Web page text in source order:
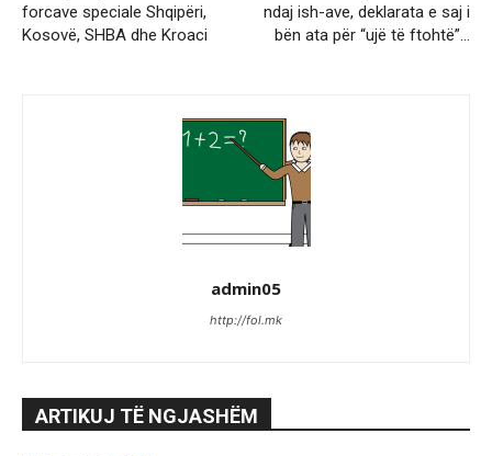
forcave speciale Shqipëri,
Kosovë, SHBA dhe Kroaci
ndaj ish-ave, deklarata e saj i
bën ata për “ujë të ftohtë”…
admin05
http://fol.mk
ARTIKUJ TË NGJASHËM